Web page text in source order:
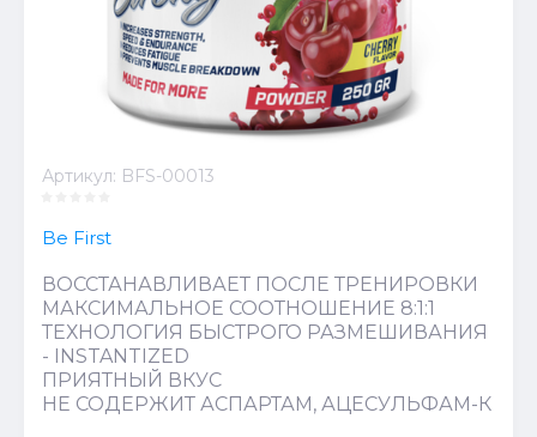
Артикул: BFS-00013
Be First
ВОССТАНАВЛИВАЕТ ПОСЛЕ ТРЕНИРОВКИ
МАКСИМАЛЬНОЕ СООТНОШЕНИЕ 8:1:1
ТЕХНОЛОГИЯ БЫСТРОГО РАЗМЕШИВАНИЯ
- INSTANTIZED
ПРИЯТНЫЙ ВКУС
НЕ СОДЕРЖИТ АСПАРТАМ, АЦЕСУЛЬФАМ-К